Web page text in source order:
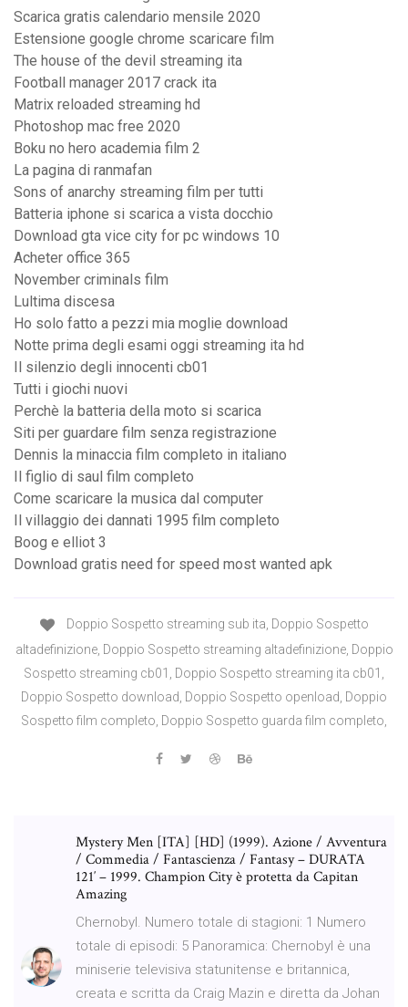
Scarica gratis calendario mensile 2020
Estensione google chrome scaricare film
The house of the devil streaming ita
Football manager 2017 crack ita
Matrix reloaded streaming hd
Photoshop mac free 2020
Boku no hero academia film 2
La pagina di ranmafan
Sons of anarchy streaming film per tutti
Batteria iphone si scarica a vista docchio
Download gta vice city for pc windows 10
Acheter office 365
November criminals film
Lultima discesa
Ho solo fatto a pezzi mia moglie download
Notte prima degli esami oggi streaming ita hd
Il silenzio degli innocenti cb01
Tutti i giochi nuovi
Perchè la batteria della moto si scarica
Siti per guardare film senza registrazione
Dennis la minaccia film completo in italiano
Il figlio di saul film completo
Come scaricare la musica dal computer
Il villaggio dei dannati 1995 film completo
Boog e elliot 3
Download gratis need for speed most wanted apk
Doppio Sospetto streaming sub ita, Doppio Sospetto
altadefinizione, Doppio Sospetto streaming altadefinizione, Doppio
Sospetto streaming cb01, Doppio Sospetto streaming ita cb01,
Doppio Sospetto download, Doppio Sospetto openload, Doppio
Sospetto film completo, Doppio Sospetto guarda film completo,
Mystery Men [ITA] [HD] (1999). Azione / Avventura
/ Commedia / Fantascienza / Fantasy – DURATA
121′ – 1999. Champion City è protetta da Capitan
Amazing
Chernobyl. Numero totale di stagioni: 1 Numero
totale di episodi: 5 Panoramica: Chernobyl è una
miniserie televisiva statunitense e britannica,
creata e scritta da Craig Mazin e diretta da Johan